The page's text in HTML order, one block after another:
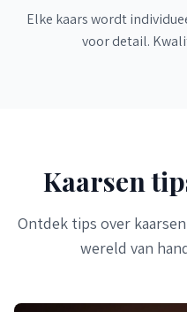
Elke kaars wordt
voor detail.
Kaarsen
Ontdek tips over
wereld van